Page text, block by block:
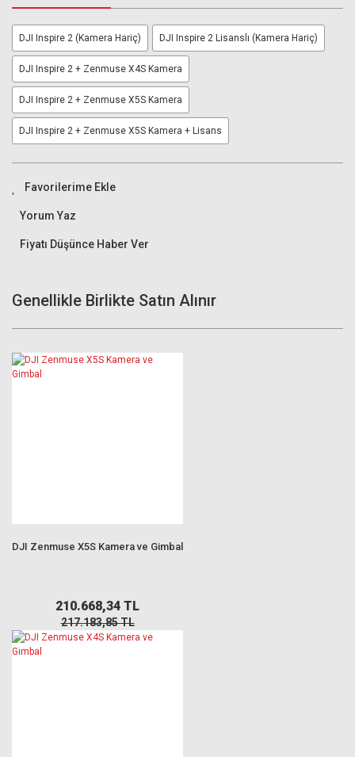
DJI Inspire 2 (Kamera Hariç) DJI Inspire 2 Lisanslı (Kamera Hariç)
DJI Inspire 2 + Zenmuse X4S Kamera
DJI Inspire 2 + Zenmuse X5S Kamera
DJI Inspire 2 + Zenmuse X5S Kamera + Lisans
Yorum Yaz
Fiyatı Düşünce Haber Ver
Genellikle Birlikte Satın Alınır
DJI Zenmuse X5S Kamera ve Gimbal
210.668,34 TL
217.183,85 TL